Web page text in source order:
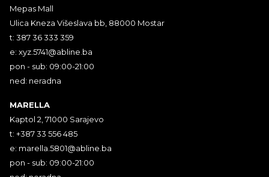
Mepas Mall
Ulica Kneza Višeslava bb, 88000 Mostar
t: 387 36 333 359
e: xyz.5741@abline.ba
pon - sub: 09:00-21:00
ned: neradna
MARELLA
Kaptol 2, 71000 Sarajevo
t: +387 33 556 485
e: marella.5801@abline.ba
pon - sub: 09:00-21:00